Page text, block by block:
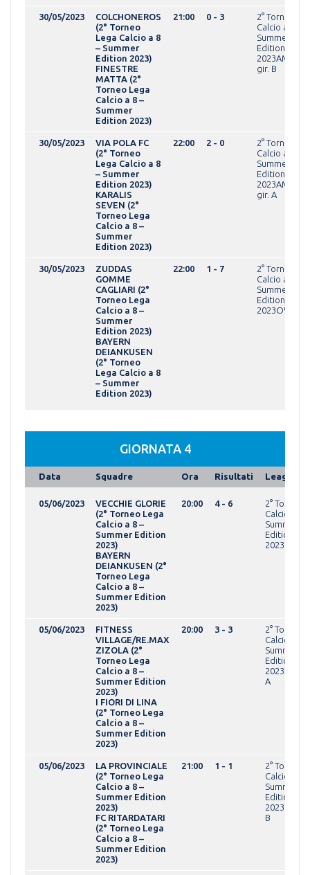
30/05/2023
COLCHONEROS
(2° Torneo
Lega Calcio a 8
– Summer
Edition 2023)
FINESTRE
MATTA (2°
Torneo Lega
Calcio a 8 –
Summer
Edition 2023)
21:00 0 - 3
2° Torneo
Calcio a 8 -
Summer
Edition
gir. B
30/05/2023
VIA POLA FC
(2° Torneo
Lega Calcio a 8
– Summer
Edition 2023)
KARALIS
SEVEN (2°
Torneo Lega
Calcio a 8 –
Summer
Edition 2023)
22:00 2 - 0
2° Torneo
Calcio a 8 -
Summer
Edition
gir. A
30/05/2023
ZUDDAS
GOMME
CAGLIARI (2°
Torneo Lega
Calcio a 8 –
Summer
Edition 2023)
BAYERN
DEIANKUSEN
(2° Torneo
Lega Calcio a 8
– Summer
Edition 2023)
22:00 1 - 7
2° Torneo
Calcio a 8 -
Summer
Edition
2023OVER
GIORNATA 4
Data Squadre Ora Risultati League
05/06/2023
VECCHIE GLORIE
(2° Torneo Lega
Calcio a 8 –
Summer Edition
2023)
BAYERN
DEIANKUSEN (2°
Torneo Lega
Calcio a 8 –
Summer Edition
2023)
20:00 4 - 6
2° Torneo
Calcio a 8 -
Summer
Edition
2023OVER
05/06/2023
FITNESS
VILLAGE/RE.MAX
ZIZOLA (2°
Torneo Lega
Calcio a 8 –
Summer Edition
2023)
I FIORI DI LINA
(2° Torneo Lega
Calcio a 8 –
Summer Edition
2023)
20:00 3 - 3
2° Torneo
Calcio a 8 -
Summer
Edition
A
05/06/2023
LA PROVINCIALE
(2° Torneo Lega
Calcio a 8 –
Summer Edition
2023)
FC RITARDATARI
(2° Torneo Lega
Calcio a 8 –
Summer Edition
2023)
21:00 1 - 1
2° Torneo
Calcio a 8 -
Summer
Edition
B